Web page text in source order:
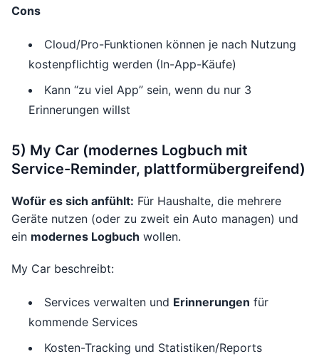
Cons
Cloud/Pro-Funktionen können je nach Nutzung
kostenpflichtig werden (In-App-Käufe)
Kann “zu viel App” sein, wenn du nur 3
Erinnerungen willst
5) My Car (modernes Logbuch mit
Service-Reminder, plattformübergreifend)
Wofür es sich anfühlt: Für Haushalte, die mehrere
Geräte nutzen (oder zu zweit ein Auto managen) und
ein modernes Logbuch wollen.
My Car beschreibt:
Services verwalten und Erinnerungen für
kommende Services
Kosten-Tracking und Statistiken/Reports